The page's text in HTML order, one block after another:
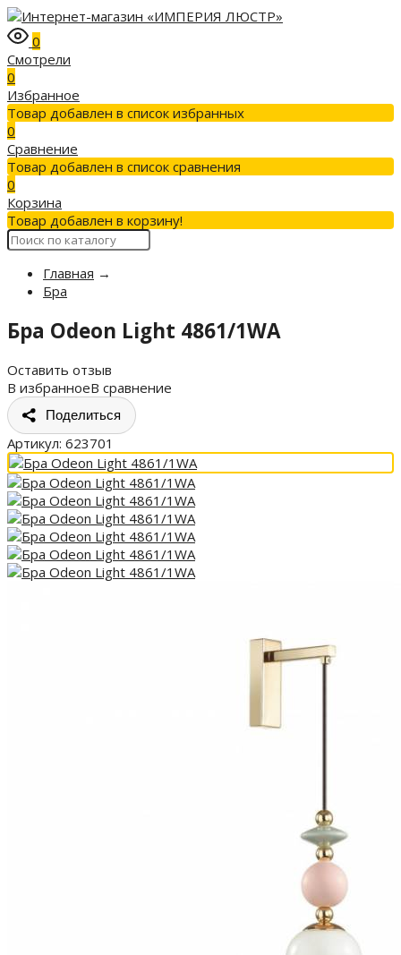
0
Смотрели
0
Избранное
Товар добавлен в список избранных
0
Сравнение
Товар добавлен в список сравнения
0
Корзина
Товар добавлен в корзину!
Главная →
Бра
Бра Odeon Light 4861/1WA
Оставить отзыв
В избранноеВ сравнение
Поделиться
Артикул: 623701